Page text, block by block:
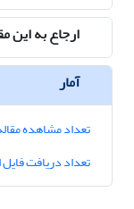
ارجاع به این
آمار
تعداد مشاهده
تعداد دریافت